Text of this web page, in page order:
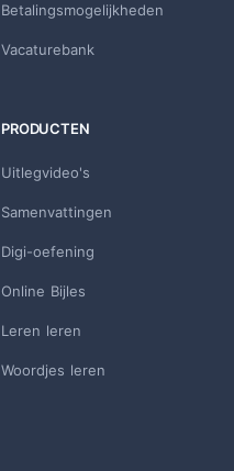
Betalingsmogelijkheden
Vacaturebank
PRODUCTEN
Uitlegvideo's
Samenvattingen
Digi-oefening
Online Bijles
Leren leren
Woordjes leren